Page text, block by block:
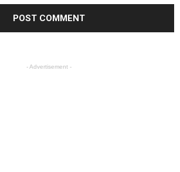
- Advertisement -